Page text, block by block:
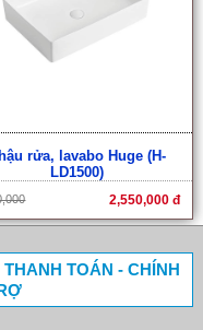
rửa, lavabo Huge (H-
LD1500)
2,550,000 đ
TOÁN - CHÍNH